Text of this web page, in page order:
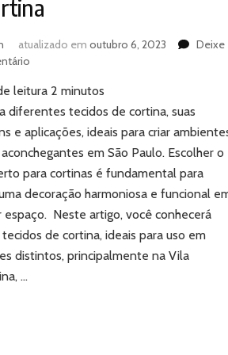
atualizado em outubro 6, 2023
Deixe
os
diferentes
tecidos
de
cortina
leitura 2 minutos
diferentes tecidos de cortina, suas
e aplicações, ideais para criar
em São Paulo. Escolher o
para cortinas é fundamental para
decoração harmoniosa e funcional
espaço. Neste artigo, você conhecerá
de cortina, ideais para uso em
distintos, principalmente na Vila
…